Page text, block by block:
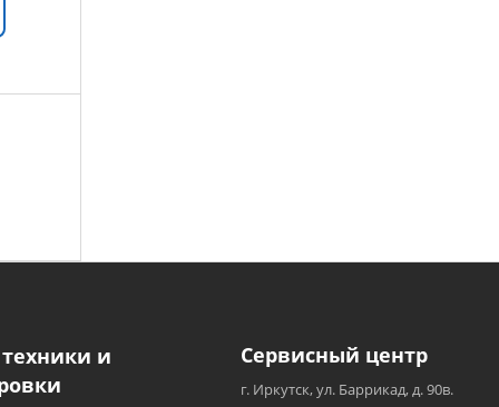
и
Сервисный центр
г. Иркутск, ул. Баррикад, д. 90в.